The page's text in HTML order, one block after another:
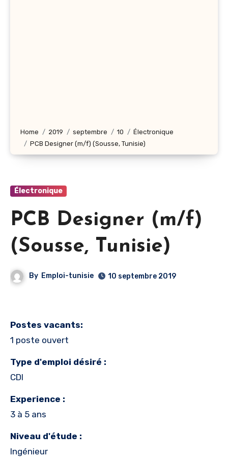
Home 2019 septembre 10
Électronique
PCB Designer (m/f) (Sousse, Tunisie)
Électronique
PCB Designer (m/f)
(Sousse, Tunisie)
By Emploi-tunisie 10 septembre 2019
Postes vacants:
1 poste ouvert
Type d'emploi désiré :
CDI
Experience :
3 à 5 ans
Niveau d'étude :
Ingénieur